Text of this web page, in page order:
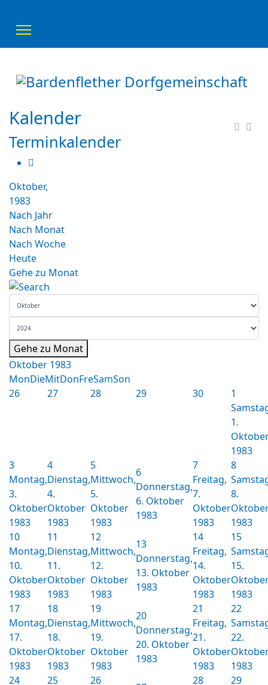
Kalender
Terminkalender
Oktober,
1983
Nach Jahr
Nach Monat
Nach Woche
Heute
Gehe zu Monat
Gehe zu Monat
Oktober 1983
MonDieMitDonFreSamSon
26
27 28 29 30
1
1.
1983
3
Montag,
3.
Oktober
1983
4
Dienstag,
4.
Oktober
1983
5
Mittwoch,
5.
Oktober
1983
6
Donnerstag,
6. Oktober
1983
7
Freitag,
7.
Oktober
1983
8
8.
1983
10
Montag,
10.
Oktober
1983
11
Dienstag,
11.
Oktober
1983
12
Mittwoch,
12.
Oktober
1983
13
Donnerstag,
13. Oktober
1983
14
Freitag,
14.
Oktober
1983
15
15.
1983
17
Montag,
17.
Oktober
1983
18
Dienstag,
18.
Oktober
1983
19
Mittwoch,
19.
Oktober
1983
20
Donnerstag,
20. Oktober
1983
21
Freitag,
21.
Oktober
1983
22
22.
1983
24
25
26
28
29